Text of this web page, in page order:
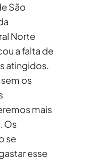
São
Norte
a falta de
atingidos.
os
mais
Os
se
esse